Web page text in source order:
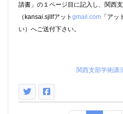
請書」の１ページ目に記入し、関西
（kansai.sjllfアット gmail.com 「ア
い）へご送付下さい。
関西支部学術講